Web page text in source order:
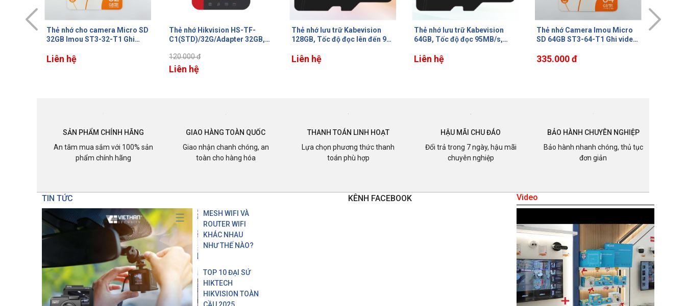
Thẻ nhớ Hikvision HS-TF-
C1(STD)/32G/Adapter 32GB,
11MB/s
120.000 đ
Thẻ nhớ lưu trữ Kabevision
128GB, Tốc độ đọc lên đến 95
MB/s, TBW 66TB
Liên hệ
Thẻ nhớ lưu trữ Kabevision
64GB, Tốc độ đọc 95MB/s,
TBW 33TB
Liên hệ
Thẻ nhớ Camera Imou Micro
SD 64GB ST3-64-T1 Ghi video
335.000 đ
Thẻ nhớ micro SD 256GB
SanDisk Ultra SDSQUA4-
MB/s
1.040.000 đ
SẢN PHẨM CHÍNH HÃNG
An tâm mua sắm với 100% sản
phẩm chính hãng
GIAO HÀNG TOÀN QUỐC
Giao nhận chanh chóng, an
toàn cho hàng hóa
THANH TOÁN LINH HOẠT
Lựa chọn phương thức thanh
toán phù hợp
HẬU MÃI CHU ĐÁO
Đổi trả trong 7 ngày, hậu mãi
chuyên nghiệp
BẢO HÀNH CHUYÊN NGHIỆP
Bảo hành nhanh chóng, thủ tục
đơn giản
TIN TỨC
MESH WIFI VÀ
ROUTER WIFI
KHÁC NHAU
NHƯ THẾ NÀO?
TOP 10 ĐẠI SỨ
HIKTECH
HIKVISION TOÀN
CẦU 2025
KÊNH FACEBOOK Video